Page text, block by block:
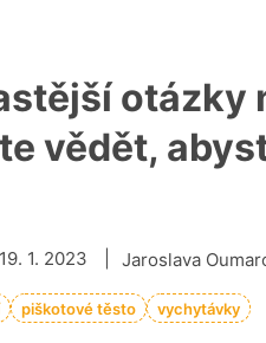
otázky
vědět,
Jaroslava
19. 1. 2023
piškotové těsto vychytávky